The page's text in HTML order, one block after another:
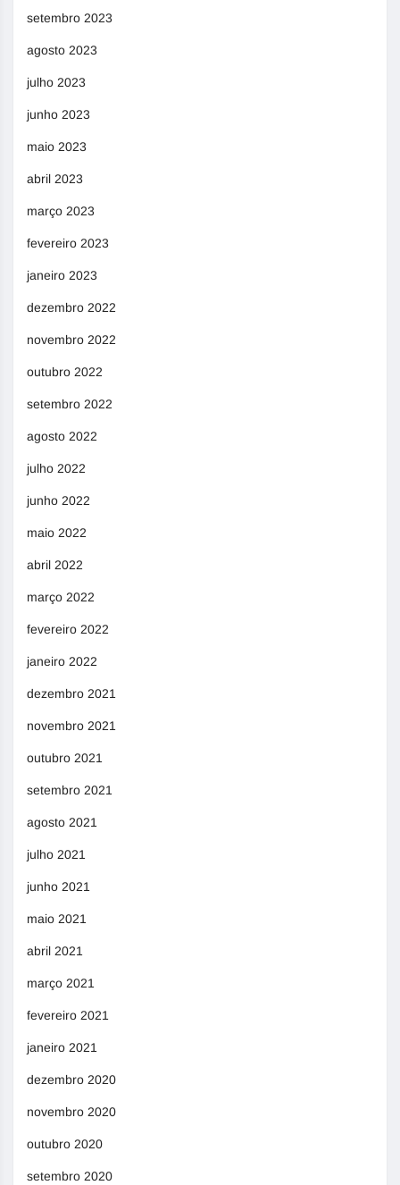
setembro 2023
agosto 2023
julho 2023
junho 2023
maio 2023
abril 2023
março 2023
fevereiro 2023
janeiro 2023
dezembro 2022
novembro 2022
outubro 2022
setembro 2022
agosto 2022
julho 2022
junho 2022
maio 2022
abril 2022
março 2022
fevereiro 2022
janeiro 2022
dezembro 2021
novembro 2021
outubro 2021
setembro 2021
agosto 2021
julho 2021
junho 2021
maio 2021
abril 2021
março 2021
fevereiro 2021
janeiro 2021
dezembro 2020
novembro 2020
outubro 2020
setembro 2020